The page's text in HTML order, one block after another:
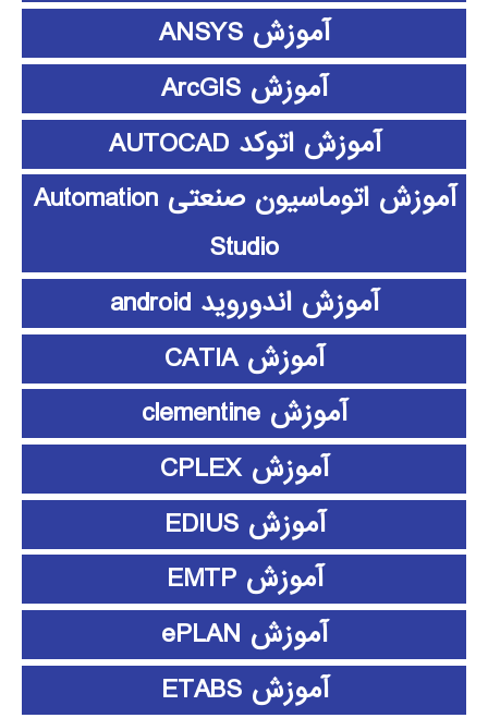
آموزش ANSYS
آموزش ArcGIS
آموزش اتوکد AUTOCAD
آموزش اتوماسیون صنعتی Automation
Studio
آموزش اندوروید android
آموزش CATIA
آموزش clementine
آموزش CPLEX
آموزش EDIUS
آموزش EMTP
آموزش ePLAN
آموزش ETABS